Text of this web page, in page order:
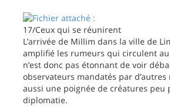
17/Ceux qui se réunirent
L’arrivée de Millim dans la ville de
amplifié les rumeurs qui circulent
n’est donc pas étonnant de voir
observateurs mandatés par d’autres
aussi une poignée de créatures peu
diplomatie.